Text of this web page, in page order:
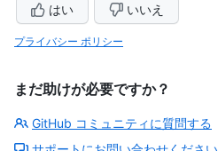
はい いいえ
プライバシー ポリシー
まだ助けが必要ですか？
GitHub コミュニティに質問する